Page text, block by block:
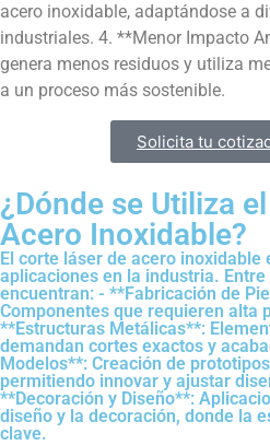
acero inoxidable, adaptándose a
industriales. 4. **Menor Impacto
genera menos residuos y utiliza
a un proceso más sostenible.
Solicita tu
¿Dónde se Utiliza
Acero Inoxidable?​
El corte láser de acero inoxidable
aplicaciones en la industria.
encuentran: - **Fabricación de
Componentes que requieren alta
**Estructuras Metálicas**:
demandan cortes exactos y
Modelos**: Creación de
permitiendo innovar y ajustar
**Decoración y Diseño**:
diseño y la decoración, donde la
clave.